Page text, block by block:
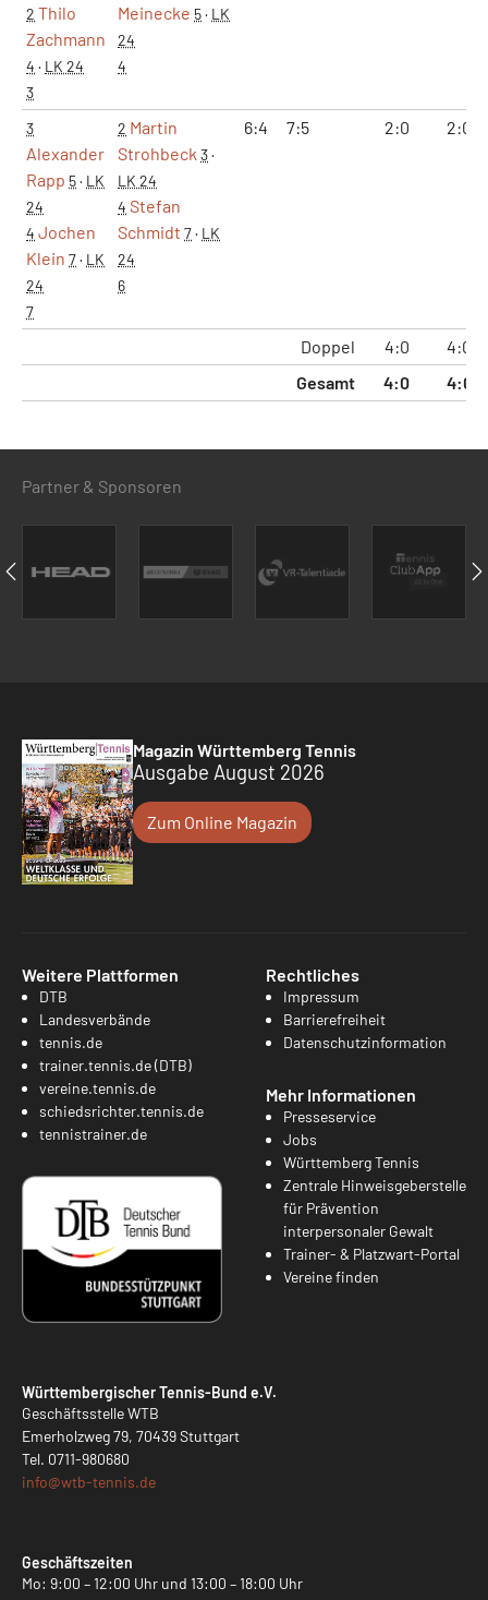
2 Thilo
Zachmann
4 · LK 24
3
Meinecke 5· LK
24
4
3
Alexander
Rapp 5· LK
24
4 Jochen
Klein 7· LK
24
7
2 Martin
Strohbeck 3·
LK 24
4 Stefan
Schmidt 7· LK
24
6
6:4 7:5 2:0 2:0
Doppel 4:0
4:0
Gesamt
4:0 4:0
Partner & Sponsoren
Magazin Württemberg Tennis
Ausgabe August 2026
Zum Online Magazin
Weitere Plattformen
DTB
Landesverbände
tennis.de
trainer.tennis.de (DTB)
vereine.tennis.de
schiedsrichter.tennis.de
tennistrainer.de
Rechtliches
Impressum
Barrierefreiheit
Datenschutzinformation
Mehr Informationen
Presseservice
Jobs
Württemberg Tennis
Zentrale Hinweisgeberstelle
für Prävention
interpersonaler Gewalt
Trainer- & Platzwart-Portal
Vereine finden
Württembergischer Tennis-Bund e.V.
Geschäftsstelle WTB
Emerholzweg 79, 70439 Stuttgart
Tel. 0711-980680
info@wtb-tennis.de
Geschäftszeiten
Mo: 9:00 – 12:00 Uhr und 13:00 – 18:00 Uhr